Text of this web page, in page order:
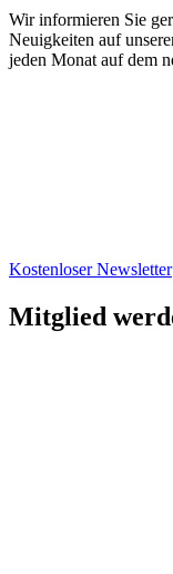
Wir informieren Sie
Neuigkeiten auf
jeden Monat auf dem
Kostenloser Newsletter
Mitglied